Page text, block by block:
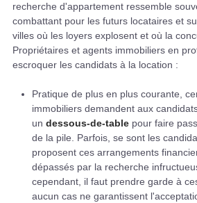
recherche d'appartement ressemble
combattant pour les futurs locataires et
villes où les loyers explosent et où la
Propriétaires et agents immobiliers en
escroquer les candidats à la location :
Pratique de plus en plus courante,
immobiliers demandent aux
un dessous-de-table pour faire
de la pile. Parfois, se sont les
proposent ces arrangements
dépassés par la recherche
cependant, il faut prendre garde à
aucun cas ne garantissent